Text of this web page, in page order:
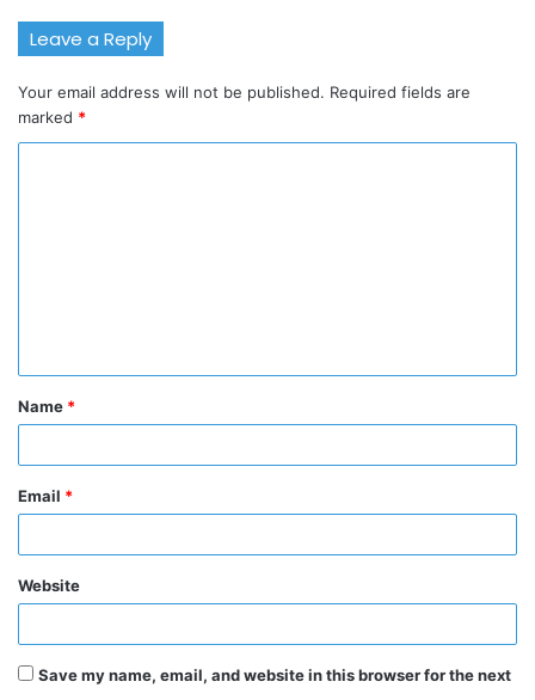
Leave a Reply
Your email address will not be published. Required fields are
marked *
t
*
Name *
Email *
Website
Save my name, email, and website in this browser for the next